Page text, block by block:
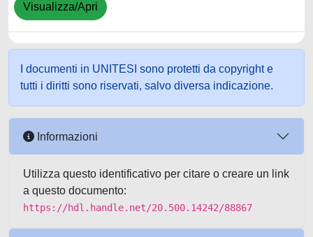
Visualizza/Apri
I documenti in UNITESI sono protetti da copyright e
tutti i diritti sono riservati, salvo diversa indicazione.
Informazioni
Utilizza questo identificativo per citare o creare un link
a questo documento:
https://hdl.handle.net/20.500.14242/88867